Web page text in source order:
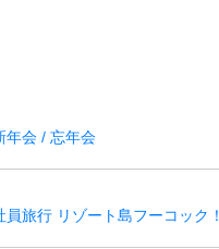
年会 / 忘年会
員旅行 リゾート島フーコック！